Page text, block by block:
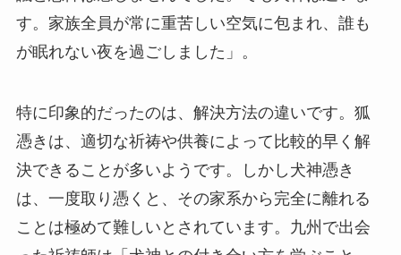
す。家族全員が常に重苦しい空気に包まれ、誰も
が眠れない夜を過ごしました」。
特に印象的だったのは、解決方法の違いです。狐
憑きは、適切な祈祷や供養によって比較的早く解
決できることが多いようです。しかし犬神憑き
は、一度取り憑くと、その家系から完全に離れる
ことは極めて難しいとされています。九州で出会